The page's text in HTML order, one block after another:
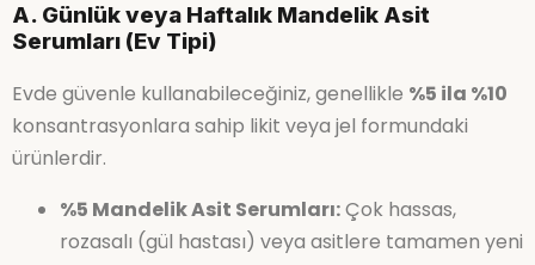
A. Günlük veya Haftalık Mandelik Asit
Serumları (Ev Tipi)
Evde güvenle kullanabileceğiniz, genellikle %5 ila %10
konsantrasyonlara sahip likit veya jel formundaki
ürünlerdir.
%5 Mandelik Asit Serumları:Çok hassas,
rozasalı (gül hastası) veya asitlere tamamen yeni